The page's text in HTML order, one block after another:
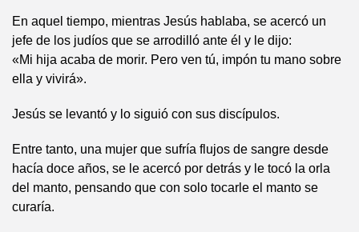
En aquel tiempo, mientras Jesús hablaba, se acercó un
jefe de los judíos que se arrodilló ante él y le dijo:
«Mi hija acaba de morir. Pero ven tú, impón tu mano sobre
ella y vivirá».
Jesús se levantó y lo siguió con sus discípulos.
Entre tanto, una mujer que sufría flujos de sangre desde
hacía doce años, se le acercó por detrás y le tocó la orla
del manto, pensando que con solo tocarle el manto se
curaría.